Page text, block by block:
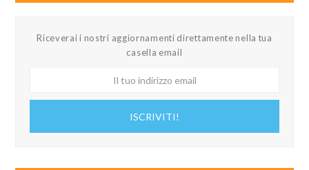
Riceverai i nostri aggiornamenti direttamente nella tua
casella email
ISCRIVITI!